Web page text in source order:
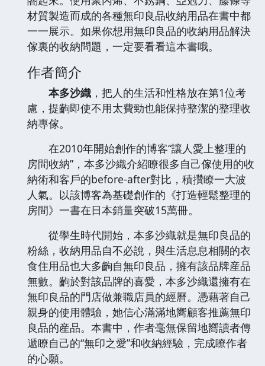
材質製造而成的各種無印良品收納用品在書中都
一一展示。如果你想用無印良品的收納用品解決
傢裏的收納問題，一定要看看這本書哦。
作者簡介
本多沙織 ，把人的生活和性格放在第1位考
慮，提齣即使不用太費勁也能保持整潔的整理收
納專傢。
在2010年開始創作的博客“讓人愛上整理的
房間收納”，本多沙織介紹瞭很多自己傢使用的收
納術和客戶的before-after對比，積攢瞭一大波
人氣。以該博客為基礎創作的《打造輕鬆整理的
房間》一書在日本銷量突破15萬冊。
從學生時代開始，本多沙織就是無印良品的
粉絲，收納用品自不必說，與生活息息相關的衣
食住用品也大多齣自無印良品，擁有該品牌産品
無數。齣於對該品牌的喜愛，本多沙織還擁有在
無印良品的門店做兼職店員的經曆。憑藉著自己
親身的使用體驗，她信心滿滿地嚮顧客推薦無印
良品的産品。本書中，作者毫無保留地嚮讀者傳
遞瞭自己的“無印之愛”和收納經驗，完成瞭作者
的心願。